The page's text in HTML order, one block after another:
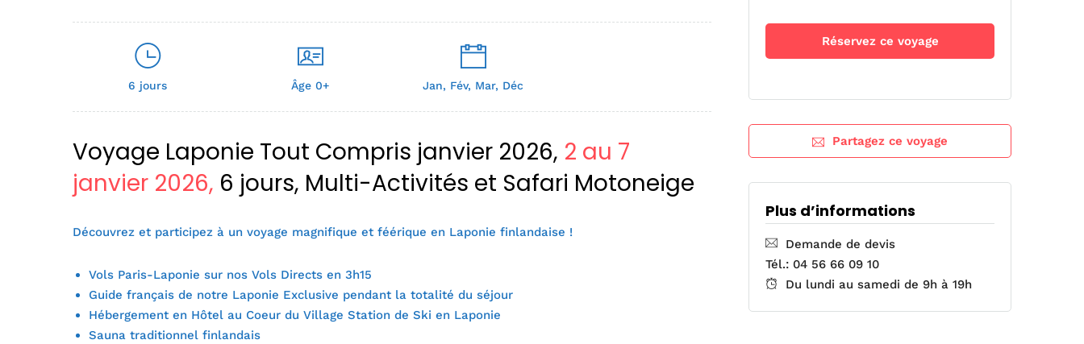
Réservez ce voyage
Partagez ce voyage
Plus d’informations
Demande de devis
Tél.: 04 56 66 09 10
Du lundi au samedi de 9h à 19h
6 jours Âge 0+ Jan, Fév, Mar, Déc
Voyage Laponie Tout Compris janvier 2026, 2 au 7
janvier 2026, 6 jours, Multi-Activités et Safari Motoneige
Découvrez et participez à un voyage magnifique et féérique en Laponie finlandaise !
Vols Paris-Laponie sur nos Vols Directs en 3h15
Guide français de notre Laponie Exclusive pendant la totalité du séjour
Hébergement en Hôtel au Coeur du Village Station de Ski en Laponie
Sauna traditionnel finlandais